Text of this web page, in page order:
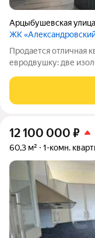
Арцыбушевская улица
ЖК
Продается отличная
евродвушку: две
качественным,
душой. Квартира
12 100 000 ₽
60,3 м² 1-комн.